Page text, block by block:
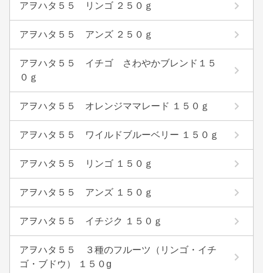
アヲハタ５５ リンゴ ２５０ｇ
アヲハタ５５ アンズ ２５０ｇ
アヲハタ５５ イチゴ さわやかブレンド１５
０ｇ
アヲハタ５５ オレンジママレード １５０ｇ
アヲハタ５５ ワイルドブルーベリー １５０ｇ
アヲハタ５５ リンゴ １５０ｇ
アヲハタ５５ アンズ １５０ｇ
アヲハタ５５ イチジク １５０ｇ
アヲハタ５５ ３種のフルーツ（リンゴ・イチ
ゴ・ブドウ） １５０g